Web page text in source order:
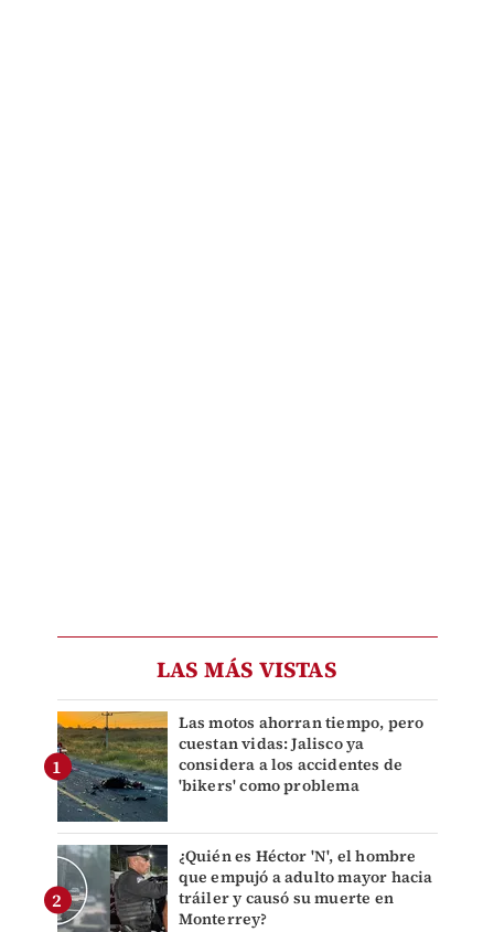
LAS MÁS VISTAS
Las motos ahorran tiempo, pero
cuestan vidas: Jalisco ya
considera a los accidentes de
'bikers' como problema
¿Quién es Héctor 'N', el hombre
que empujó a adulto mayor hacia
tráiler y causó su muerte en
Monterrey?